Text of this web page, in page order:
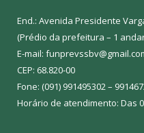
End.: Avenida Presidente
(Prédio da prefeitura – 1
E-mail:
CEP: 68.820-00
Fone: (091) 991495302 –
Horário de atendimento: Das